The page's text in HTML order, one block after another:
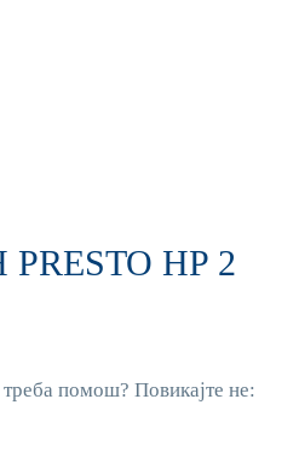
PRESTO HP 2
помош? Повикајте не: